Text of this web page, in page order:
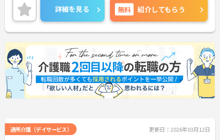
詳細を見る 無料 紹介してもらう
通所介護（デイサービス） 更新日：2026年03月12日